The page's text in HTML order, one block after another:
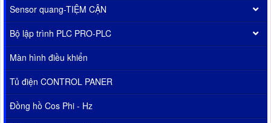
Sensor quang-TIỆM CẬN
Bộ lập trình PLC PRO-PLC
Màn hình điều khiển
Tủ điện CONTROL PANER
Đồng hồ Cos Phi - Hz